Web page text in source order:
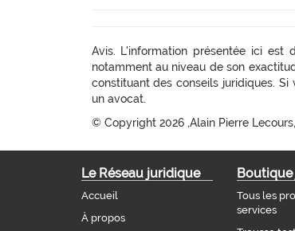
Avis. L'information présentée ici
notamment au niveau de son
constituant des conseils juridiques.
un avocat.
© Copyright 2026 ,Alain Pierre
Le Réseau juridique
Accueil
À propos
Tous les
services